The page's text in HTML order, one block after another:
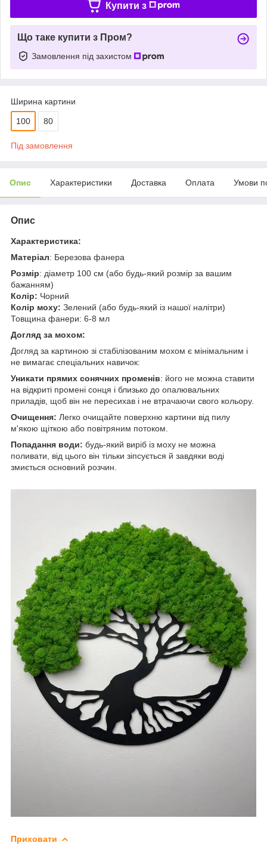
Купити з
Що таке купити з Пром?
Замовлення під захистом
Ширина картини
100 80
Під замовлення
Опис Характеристики Доставка Оплата Умови
Опис
Характеристика:
Матеріал: Березова фанера
Розмір: діаметр 100 см (або будь-який розмір за вашим
бажанням)
Колір: Чорний
Колір моху: Зелений (або будь-який із нашої налітри)
Товщина фанери: 6-8 мл
Догляд за мохом:
Догляд за картиною зі стабілізованим мохом є мінімальним і
не вимагає спеціальних навичок:
Уникати прямих сонячних променів: його не можна ставити
на відкриті промені сонця і близько до опалювальних
приладів, щоб він не пересихав і не втрачаючи свого кольору.
Очищення: Легко очищайте поверхню картини від пилу
м'якою щіткою або повітряним потоком.
Попадання води: будь-який виріб із моху не можна
поливати, від цього він тільки зіпсується й завдяки воді
змиється основний розчин.
Приховати